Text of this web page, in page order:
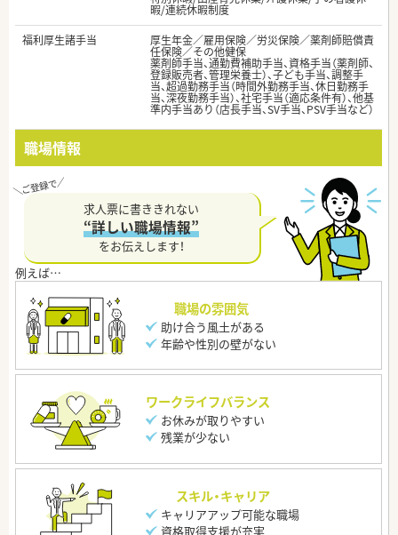
暇/連続休暇制度
福利厚生諸手当
厚生年金／雇用保険／労災保険／薬剤師賠償責
任保険／その他健保
薬剤師手当、通勤費補助手当、資格手当（薬剤師、
登録販売者、管理栄養士）、子ども手当、調整手
当、超過勤務手当（時間外勤務手当、休日勤務手
当、深夜勤務手当）、社宅手当（適応条件有）、他基
準内手当あり（店長手当、SV手当、PSV手当など）
職場情報
求人票に書ききれない
“詳しい職場情報”
をお伝えします！
職場の雰囲気
助け合う風土がある
年齢や性別の壁がない
ワークライフバランス
お休みが取りやすい
残業が少ない
スキル・キャリア
キャリアアップ可能な職場
資格取得支援が充実